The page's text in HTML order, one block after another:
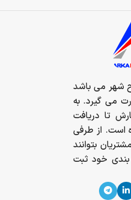
شهر می باشد
می گیرد. به
تا دریافت
است. از طرفی
بتوانند
بندی خود ثبت